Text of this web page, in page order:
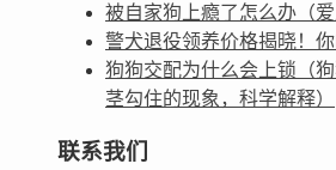
被自家狗上瘾了怎么办（爱
警犬退役领养价格揭晓！
狗狗交配为什么会上锁（
茎勾住的现象，科学解释）
联系我们